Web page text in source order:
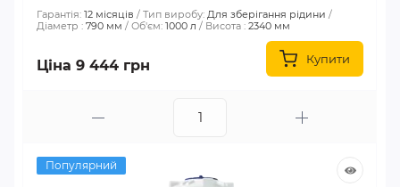
Гарантія: 12 місяців Тип виробу: Для зберігання рідини
Діаметр : 790 мм Об'єм: 1000 л Висота : 2340 мм
Ціна 9 444 грн Купити
Популярний